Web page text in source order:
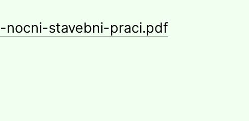
stavebni-praci.pdf